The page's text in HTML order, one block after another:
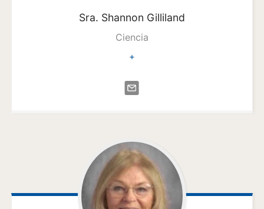
Sra. Shannon Gilliland
Ciencia
+